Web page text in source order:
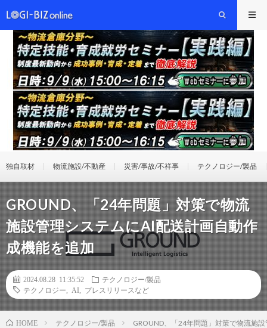
独自取材 物流施設/不動産 災害/事故/不祥事 テクノロジー/製品
GROUND、「24年問題」対策で物流
施設管理システムにAI配送計画自動作
成機能を追加
2024.08.28 11:35:52
テクノロジー/製品
テクノロジー
AI プレスリリースなど
HOME テクノロジー/製品 GROUND、「24年問題」対策で物流施